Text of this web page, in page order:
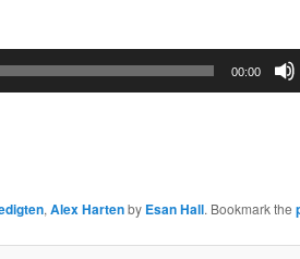
00:00
, Alex Hartenby Esan Hall. Bookmark the